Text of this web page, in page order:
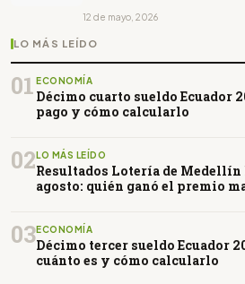
12 de mayo, 2026
LO MÁS LEÍDO
01 ECONOMÍA
Décimo cuarto sueldo Ecuador
pago y cómo calcularlo
02 LO MÁS LEÍDO
Resultados Lotería de Medellín
agosto: quién ganó el premio
03ECONOMÍA
Décimo tercer sueldo Ecuador
cuánto es y cómo calcularlo